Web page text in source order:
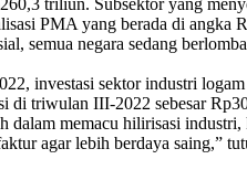
triliun. Subsektor yang
PMA yang berada di angka
semua negara sedang
investasi sektor industri
di triwulan III-2022 sebesar
memacu hilirisasi
agar lebih berdaya saing,”